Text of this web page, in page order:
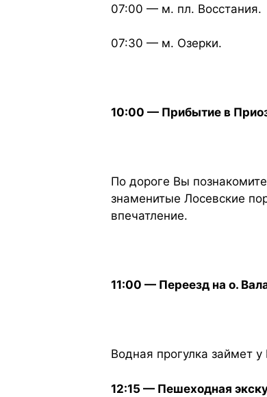
07:00 — м. пл. Восстания.
07:30 — м. Озерки.
10:00 — Прибытие в
По дороге Вы
знаменитые Лосевские
впечатление.
11:00 — Переезд на о.
Водная прогулка займет у
12:15 — Пешеходная